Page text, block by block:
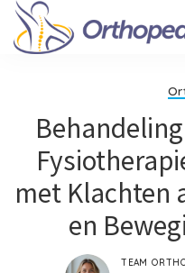
met Klachten
en
POSTED
TEAM